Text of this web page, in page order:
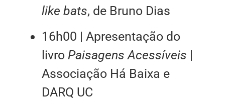
like bats, de Bruno Dias
16h00 | Apresentação do
livro Paisagens Acessíveis |
Associação Há Baixa e
DARQ UC